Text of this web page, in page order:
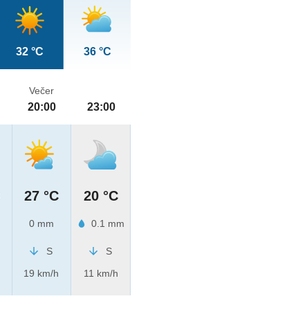
32 °C 36 °C
Večer
20:00
27 °C
0 mm
S
19 km/h
23:00
20 °C
0.1 mm
S
11 km/h